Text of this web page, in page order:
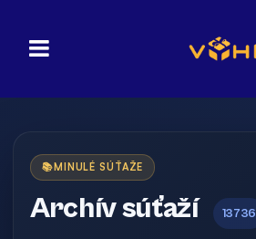
📚 MINULÉ SÚŤAŽE
Archív súťaží 13736